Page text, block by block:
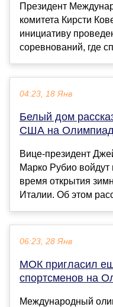
Президент
комитета Кирсти
инициативу
соревнований, где
04:23, 18 Янв
Белый дом
США на
Вице-президент
Марко Рубио
время открытия
Италии. Об этом
06:23, 28 Янв
МОК пригласил
спортсменов на
Международный